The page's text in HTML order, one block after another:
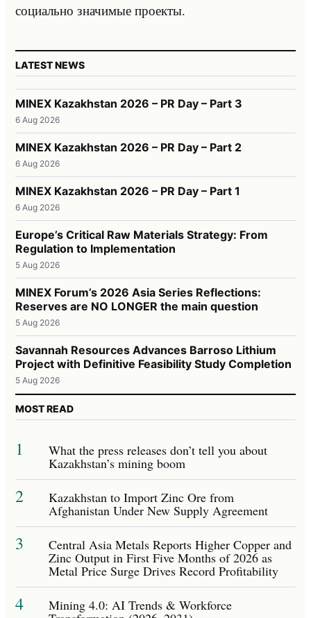
социально значимые проекты.
LATEST NEWS
MINEX Kazakhstan 2026 – PR Day – Part 3
6 Aug 2026
MINEX Kazakhstan 2026 – PR Day – Part 2
6 Aug 2026
MINEX Kazakhstan 2026 – PR Day – Part 1
6 Aug 2026
Europe’s Critical Raw Materials Strategy: From
Regulation to Implementation
5 Aug 2026
MINEX Forum’s 2026 Asia Series Reflections:
Reserves are NO LONGER the main question
5 Aug 2026
Savannah Resources Advances Barroso Lithium
Project with Definitive Feasibility Study Completion
5 Aug 2026
MOST READ
1 What the press releases don’t tell you about
Kazakhstan’s mining boom
2 Kazakhstan to Import Zinc Ore from
Afghanistan Under New Supply Agreement
3 Central Asia Metals Reports Higher Copper and
Zinc Output in First Five Months of 2026 as
Metal Price Surge Drives Record Profitability
4 Mining 4.0: AI Trends & Workforce